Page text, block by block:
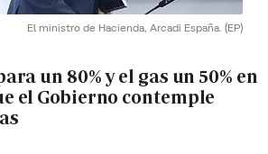
El ministro de Hacienda, Arcadi España. (EP)
un 80% y el gas un 50% en
el Gobierno contemple